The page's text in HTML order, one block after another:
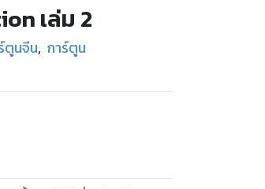
เล่ม 2
ตูนจีน, การ์ตูน